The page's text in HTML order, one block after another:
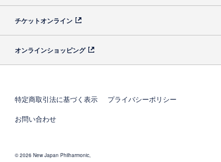
チケットオンライン
オンラインショッピング
特定商取引法に基づく表示 プライバシーポリシー
お問い合わせ
© 2026 New Japan Philharmonic,